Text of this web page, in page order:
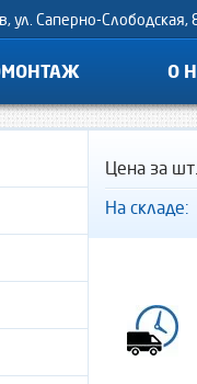
ул. Саперно-Слободская,
О
Цена за
На складе: